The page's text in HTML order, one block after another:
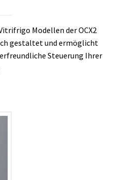
Modellen der OCX2
gestaltet und ermöglicht
Steuerung Ihrer